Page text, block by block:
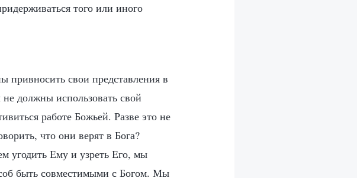
того или иного
привносить свои представления в
должны использовать свой
работе Божьей. Разве это не
что они верят в Бога?
угодить Ему и узреть Его, мы
быть совместимыми с Богом. Мы